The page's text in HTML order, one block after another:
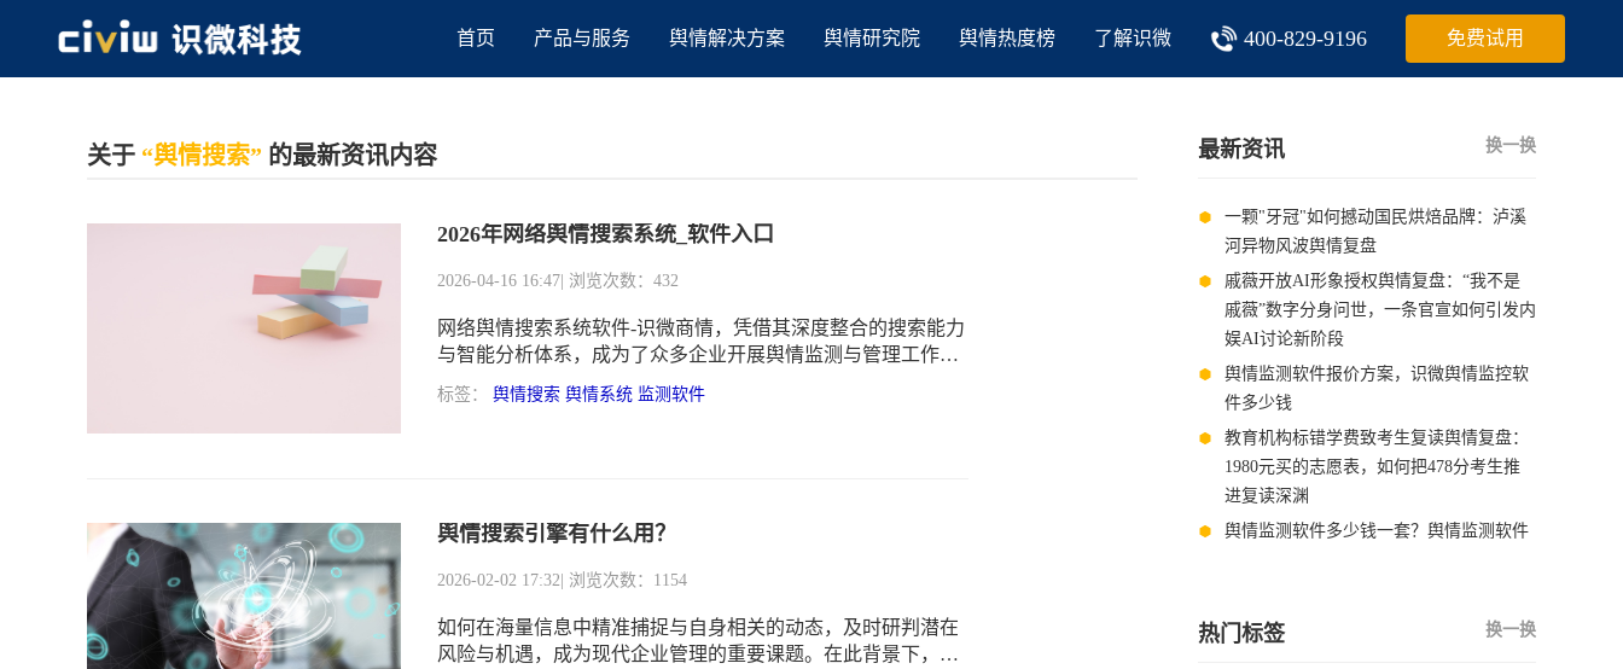
首页 产品与服务 舆情解决方案 舆情研究院 舆情热度榜 了解识微 400-829-9196 免费试用
关于 “舆情搜索” 的最新资讯内容
2026年网络舆情搜索系统_软件入口
2026-04-16 16:47 | 浏览次数：432
网络舆情搜索系统软件-识微商情，凭借其深度整合的搜索能力
与智能分析体系，成为了众多企业开展舆情监测与管理工作的
选择。
标签： 舆情搜索 舆情系统 监测软件
舆情搜索引擎有什么用？
2026-02-02 17:32 | 浏览次数：1154
如何在海量信息中精准捕捉与自身相关的动态，及时研判潜在
风险与机遇，成为现代企业管理的重要课题。在此背景下，舆
最新资讯 换一换
一颗"牙冠"如何撼动国民烘焙品牌：泸溪
河异物风波舆情复盘
戚薇开放AI形象授权舆情复盘：“我不是
戚薇”数字分身问世，一条官宣如何引发内
娱AI讨论新阶段
舆情监测软件报价方案，识微舆情监控软
件多少钱
教育机构标错学费致考生复读舆情复盘：
1980元买的志愿表，如何把478分考生推
进复读深渊
舆情监测软件多少钱一套？舆情监测软件
热门标签 换一换